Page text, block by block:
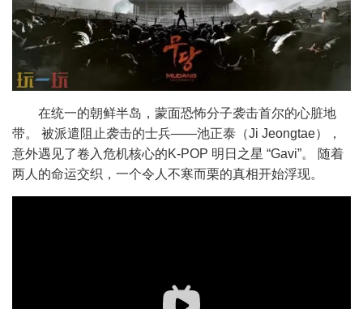
在统一的朝鲜半岛，蒙面恐怖分子袭击首尔的心脏地
带。 被派遣阻止袭击的士兵——池正泰（Ji Jeongtae），
意外遇见了卷入危机核心的K‑POP 明日之星 “Gavi”。 随着
两人的命运交织，一个令人不寒而栗的真相开始浮现。